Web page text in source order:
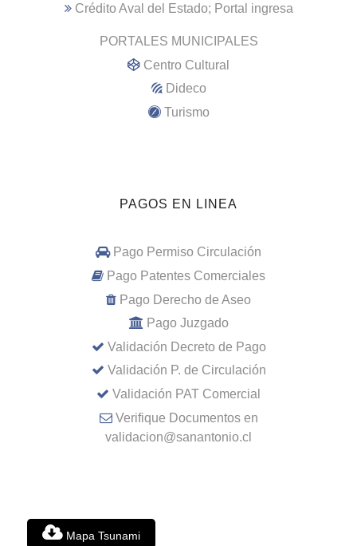
Crédito Aval del Estado; Portal ingresa
PORTALES MUNICIPALES
Centro Cultural
Dideco
Turismo
PAGOS EN LINEA
Pago Permiso Circulación
Pago Patentes Comerciales
Pago Derecho de Aseo
Pago Juzgado
Validación Decreto de Pago
Validación P. de Circulación
Validación PAT Comercial
Verifique Documentos en
validacion@sanantonio.cl
Mapa Tsunami